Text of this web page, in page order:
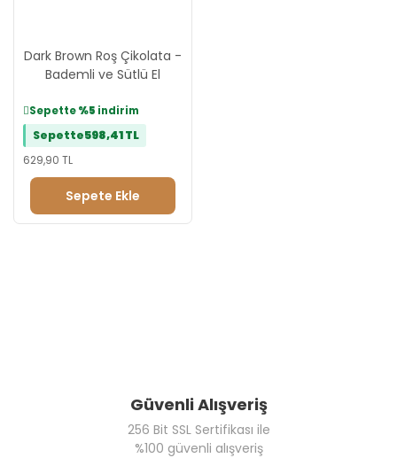
Dark Brown Roş Çikolata -
Bademli ve Sütlü El
Sepette%5 indirim
Sepette598,41 TL
629,90 TL
Sepete Ekle
Güvenli Alışveriş
256 Bit SSL Sertifikası ile
%100 güvenli alışveriş